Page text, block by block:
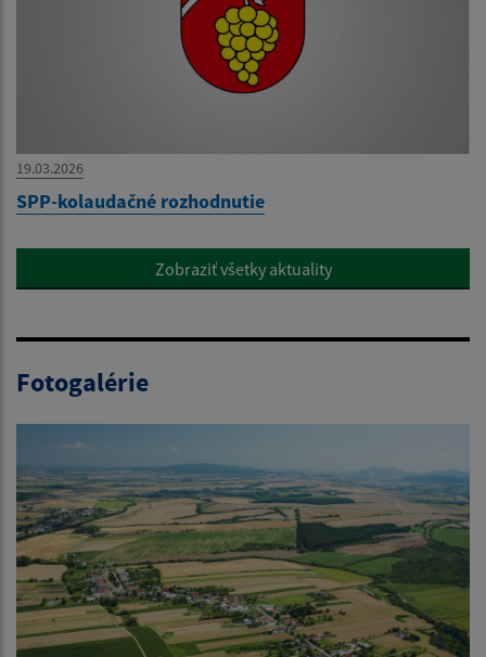
19.03.2026
SPP-kolaudačné rozhodnutie
Zobraziť všetky aktuality
Fotogalérie